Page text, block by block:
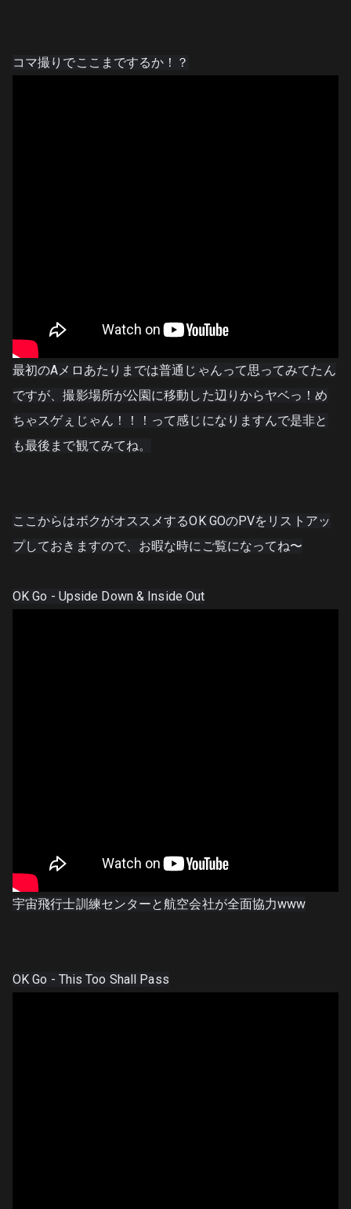
コマ撮りでここまでするか！？
最初のAメロあたりまでは普通じゃんって思ってみてたん
ですが、撮影場所が公園に移動した辺りからヤベっ！め
ちゃスゲぇじゃん！！！って感じになりますんで是非と
も最後まで観てみてね。
ここからはボクがオススメするOK GOのPVをリストアッ
プしておきますので、お暇な時にご覧になってね〜
OK Go - Upside Down & Inside Out
OK Go - This Too Shall Pass